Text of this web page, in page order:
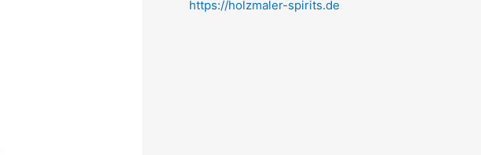
https://holzmaler-spirits.de